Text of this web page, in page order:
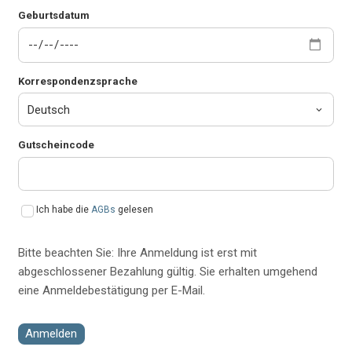
Geburtsdatum
Korrespondenzsprache
Gutscheincode
Ich habe die AGBs gelesen
Bitte beachten Sie: Ihre Anmeldung ist erst mit
abgeschlossener Bezahlung gültig. Sie erhalten umgehend
eine Anmeldebestätigung per E-Mail.
Anmelden